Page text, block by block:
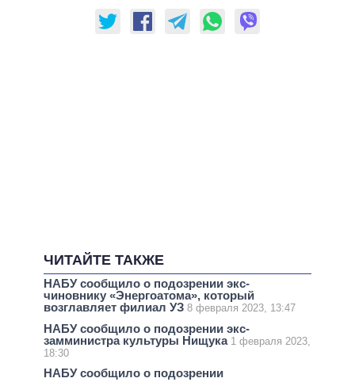
ЧИТАЙТЕ ТАКЖЕ
НАБУ сообщило о подозрении экс-
чиновнику «Энергоатома», который
возглавляет филиал УЗ 8 февраля 2023, 13:47
НАБУ сообщило о подозрении экс-
замминистра культуры Нищука 1 февраля 2023,
18:30
НАБУ сообщило о подозрении